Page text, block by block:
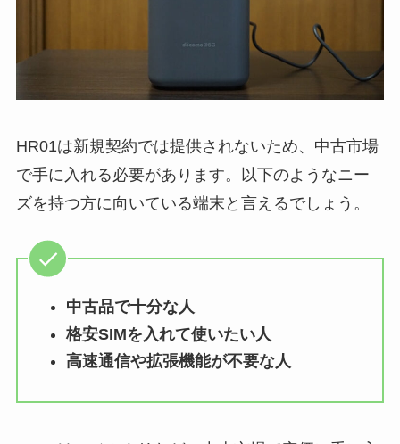
HR01は新規契約では提供されないため、中古市場
で手に入れる必要があります。以下のようなニー
ズを持つ方に向いている端末と言えるでしょう。
中古品で十分な人
格安SIMを入れて使いたい人
高速通信や拡張機能が不要な人